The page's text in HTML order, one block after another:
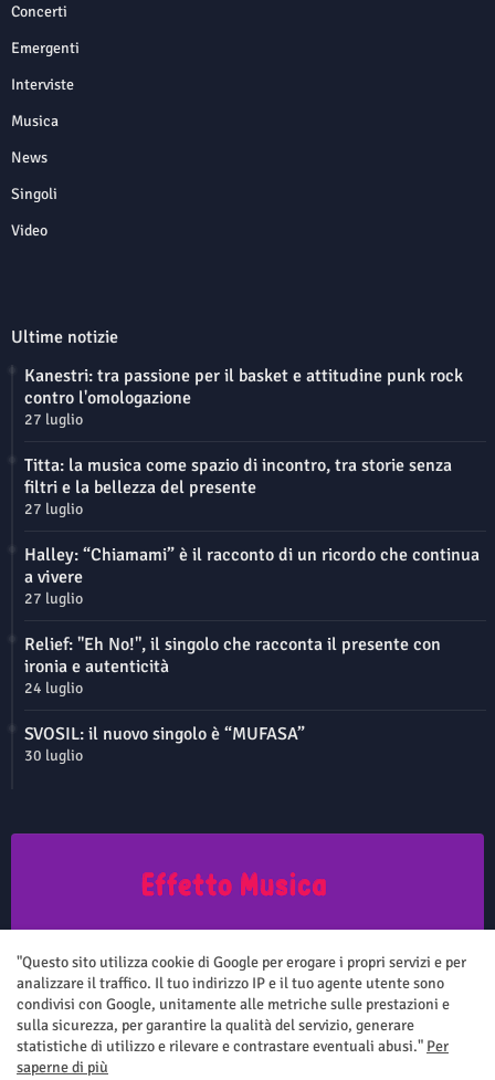
Concerti
Emergenti
Interviste
Musica
News
Singoli
Video
Ultime notizie
Kanestri: tra passione per il basket e attitudine punk rock
contro l'omologazione
27 luglio
Titta: la musica come spazio di incontro, tra storie senza
filtri e la bellezza del presente
27 luglio
Halley: “Chiamami” è il racconto di un ricordo che continua
a vivere
27 luglio
Relief: "Eh No!", il singolo che racconta il presente con
ironia e autenticità
24 luglio
SVOSIL: il nuovo singolo è “MUFASA”
30 luglio
aggiornato senza nessuna periodicità. Non può pertanto considerarsi
un prodotto editoriale ai sensi della legge n.62 del 7.03.2001
Home
"Questo sito utilizza cookie di Google per erogare i propri servizi e per
analizzare il traffico. Il tuo indirizzo IP e il tuo agente utente sono
condivisi con Google, unitamente alle metriche sulle prestazioni e
sulla sicurezza, per garantire la qualità del servizio, generare
statistiche di utilizzo e rilevare e contrastare eventuali abusi." Per
saperne di più